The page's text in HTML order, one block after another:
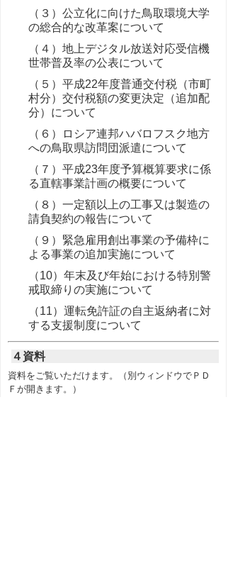
（３）公立化に向けた鳥取環境大学
の総合的な改革案について
（４）地上デジタル放送対応受信機
世帯普及率の公表について
（５）平成22年度普通交付税（市町
村分）交付税額の変更決定（追加配
分）について
（６）ロシア連邦ハバロフスク地方
への鳥取県訪問団派遣について
（７）平成23年度予算概算要求に係
る直轄事業計画の概要について
（８）一定額以上の工事又は製造の
請負契約の報告について
（９）緊急雇用創出事業の予備枠に
よる事業の追加実施について
（10）年末及び年始における特別警
戒取締りの実施について
（11）運転免許証の自主返納者に対
する支援制度について
４資料
資料をご覧いただけます。（別ウィンドウでＰＤ
Ｆが開きます。）